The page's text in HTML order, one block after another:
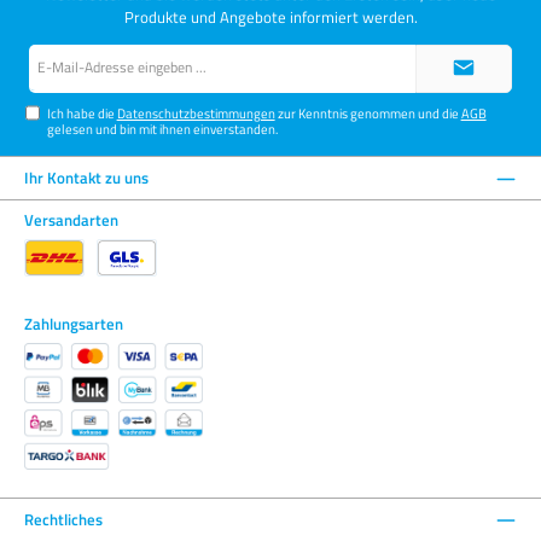
Produkte und Angebote informiert werden.
Ich habe die Datenschutzbestimmungenzur Kenntnis genommen und dieAGB
gelesen und bin mit ihnen einverstanden.
Ihr Kontakt zu uns
Versandarten
Zahlungsarten
Rechtliches